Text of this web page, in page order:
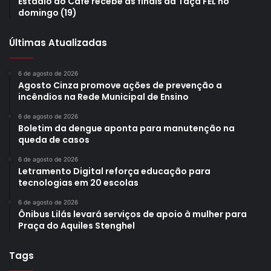
idoso
UEL
VIII Simpósio: Assistência Integral e de Qualidade a Idosos
domingo (19)
Últimas Atualizadas
6 de agosto de 2026
Agosto Cinza promove ações de prevenção a
incêndios na Rede Municipal de Ensino
6 de agosto de 2026
Boletim da dengue aponta para manutenção na
queda de casos
6 de agosto de 2026
Letramento Digital reforça educação para
tecnologias em 20 escolas
6 de agosto de 2026
Ônibus Lilás levará serviços de apoio à mulher para
Praça do Aquiles Stenghel
Tags